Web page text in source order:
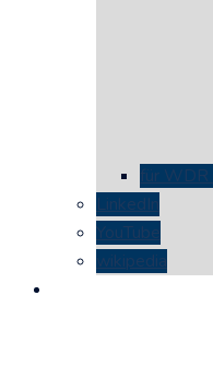
für WDR
LinkedIn
YouTube
wikipedia